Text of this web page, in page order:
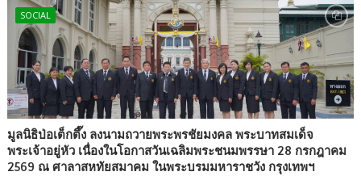
SOCIAL
มูลนิธิป่อเต็กตึ๊ง ลงนามถวายพระพรชัยมงคล พระบาทสมเด็จ
พระเจ้าอยู่หัว เนื่องในโอกาสวันเฉลิมพระชนมพรรษา 28 กรกฎาคม
2569 ณ ศาลาสหทัยสมาคม ในพระบรมมหาราชวัง กรุงเทพฯ